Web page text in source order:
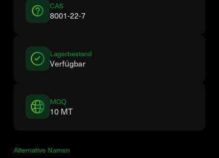
CAS
8001-22-7
Lagerbestand
Verfügbar
MOQ
10 MT
Alternative Namen